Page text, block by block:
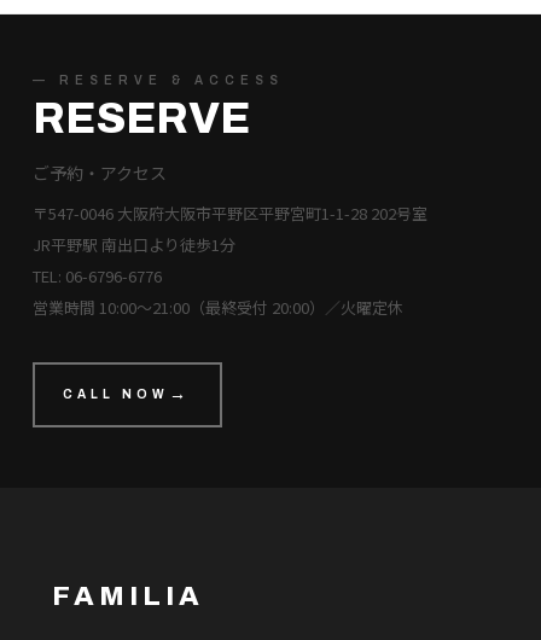
— RESERVE & ACCESS
RESERVE
ご予約・アクセス
〒547-0046 大阪府大阪市平野区平野宮町1-1-28 202号室
JR平野駅 南出口より徒歩1分
TEL: 06-6796-6776
営業時間 10:00〜21:00（最終受付 20:00）／火曜定休
CALL NOW
FAMILIA